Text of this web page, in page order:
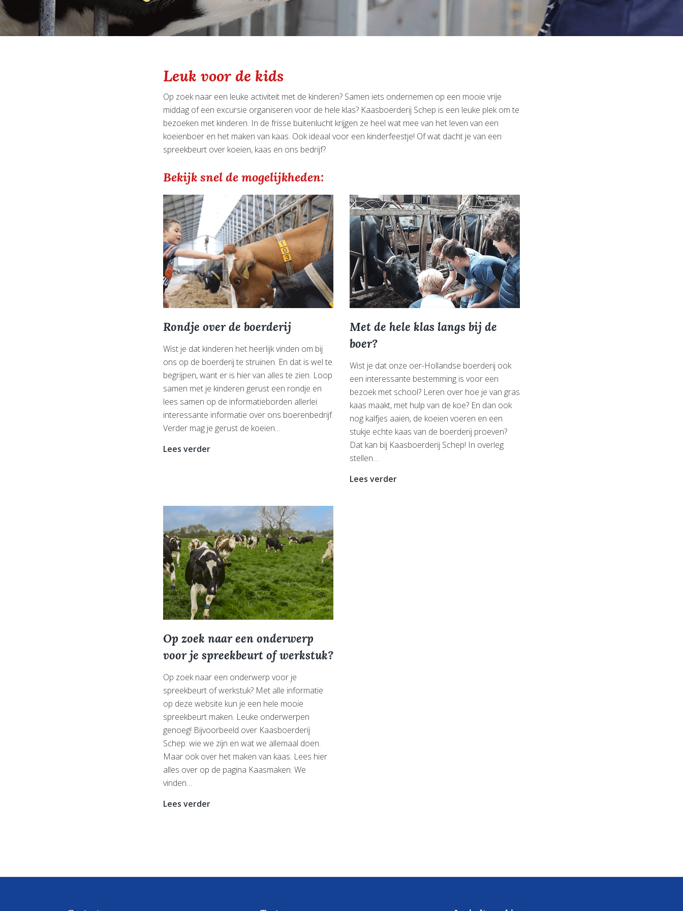
Leuk voor de kids
Op zoek naar een leuke activiteit met de kinderen? Samen iets ondernemen op een mooie vrije
middag of een excursie organiseren voor de hele klas? Kaasboerderij Schep is een leuke plek om te
bezoeken met kinderen. In de frisse buitenlucht krijgen ze heel wat mee van het leven van een
koeienboer en het maken van kaas. Ook ideaal voor een kinderfeestje! Of wat dacht je van een
spreekbeurt over koeien, kaas en ons bedrijf?
Bekijk snel de mogelijkheden:
Rondje over de boerderij
Wist je dat kinderen het heerlijk vinden om bij
ons op de boerderij te struinen. En dat is wel te
begrijpen, want er is hier van alles te zien. Loop
samen met je kinderen gerust een rondje en
lees samen op de informatieborden allerlei
interessante informatie over ons boerenbedrijf.
Verder mag je gerust de koeien…
Lees verderRondje
Met de hele klas langs bij de
boer?
Wist je dat onze oer-Hollandse boerderij ook
een interessante bestemming is voor een
bezoek met school? Leren over hoe je van gras
kaas maakt, met hulp van de koe? En dan ook
nog kalfjes aaien, de koeien voeren en een
stukje echte kaas van de boerderij proeven?
Dat kan bij Kaasboerderij Schep! In overleg
stellen…
Lees verderMet
Op zoek naar een onderwerp
voor je spreekbeurt of werkstuk?
Op zoek naar een onderwerp voor je
spreekbeurt of werkstuk? Met alle informatie
op deze website kun je een hele mooie
spreekbeurt maken. Leuke onderwerpen
genoeg! Bijvoorbeeld over Kaasboerderij
Schep: wie we zijn en wat we allemaal doen.
Maar ook over het maken van kaas. Lees hier
alles over op de pagina Kaasmaken. We
vinden…
Lees verderOp